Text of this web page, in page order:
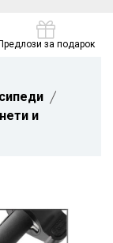
за подарок
и